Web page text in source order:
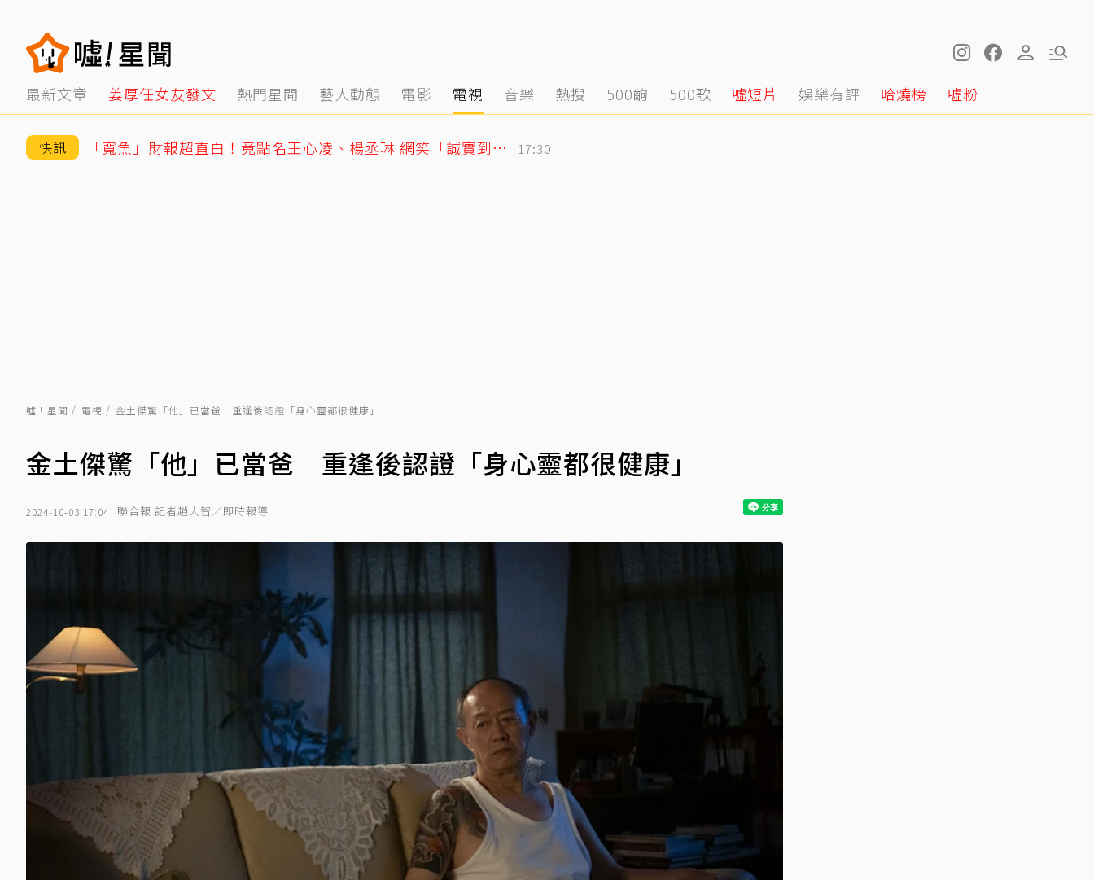
最新文章 姜厚任女友發文 熱門星聞 藝人動態 電影 電視 音樂 熱搜 500齣 500歌 噓短片 娛樂有評 哈燒榜 噓粉
快訊 「寬魚」財報超直白！竟點名王心凌、楊丞琳 網笑「誠實到不行」 17:30
噓！星聞 電視 金土傑驚「他」已當爸 重逢後認證「身心靈都很健康」
金土傑驚「他」已當爸 重逢後認證「身心靈都很健康」
2024-10-03 17:04 聯合報 記者趙大智／即時報導